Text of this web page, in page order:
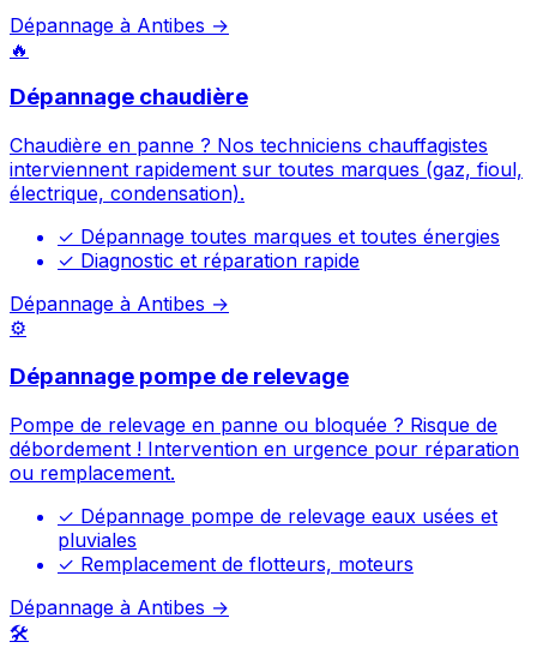
Dépannage à Antibes →
🔥
Dépannage chaudière
Chaudière en panne ? Nos techniciens chauffagistes
interviennent rapidement sur toutes marques (gaz, fioul,
électrique, condensation).
✓ Dépannage toutes marques et toutes énergies
✓ Diagnostic et réparation rapide
Dépannage à Antibes →
⚙️
Dépannage pompe de relevage
Pompe de relevage en panne ou bloquée ? Risque de
débordement ! Intervention en urgence pour réparation
ou remplacement.
✓ Dépannage pompe de relevage eaux usées et
pluviales
✓ Remplacement de flotteurs, moteurs
Dépannage à Antibes →
🛠️